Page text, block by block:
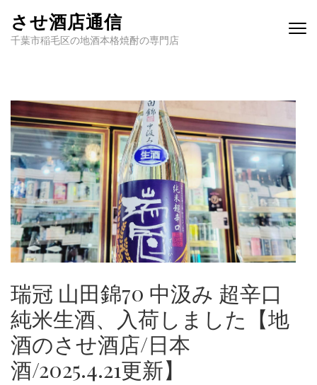
させ酒店通信
千葉市稲毛区の地酒本格焼酎の専門店
瑞冠 山田錦70 中汲み 超辛口
純米生酒、入荷しました【地
酒のさせ酒店/日本
酒/2025.4.21更新】